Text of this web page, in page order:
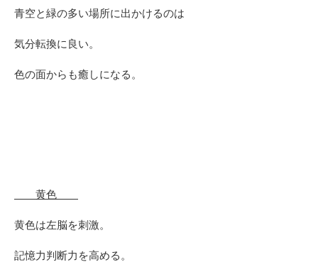
青空と緑の多い場所に出かけるのは
気分転換に良い。
色の面からも癒しになる。
黄色
黄色は左脳を刺激。
記憶力判断力を高める。